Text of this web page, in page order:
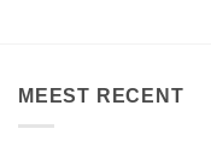
MEEST RECENT